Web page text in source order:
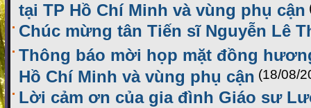
tại TP Hồ Chí Minh và vùng phụ cận
Chúc mừng tân Tiến sĩ Nguyễn Lê
Thông báo mời họp mặt đồng
Hồ Chí Minh và vùng phụ cận (18/08/
Lời cảm ơn của gia đình Giáo sư